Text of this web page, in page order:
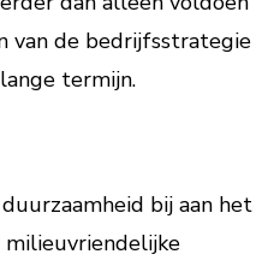
van de bedrijfsstrategie
termijn.
bij aan het